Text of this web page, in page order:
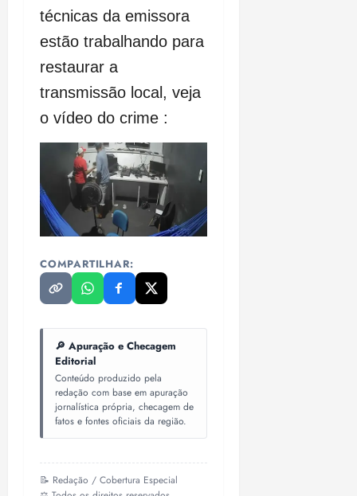
técnicas da emissora
estão trabalhando para
restaurar a
transmissão local, veja
o vídeo do crime :
COMPARTILHAR:
🔎 Apuração e Checagem
Editorial
Conteúdo produzido pela
redação com base em apuração
jornalística própria, checagem de
fatos e fontes oficiais da região.
📝 Redação / Cobertura Especial